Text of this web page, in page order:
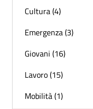
Cultura (4)
Emergenza (3)
Giovani (16)
Lavoro (15)
Mobilità (1)